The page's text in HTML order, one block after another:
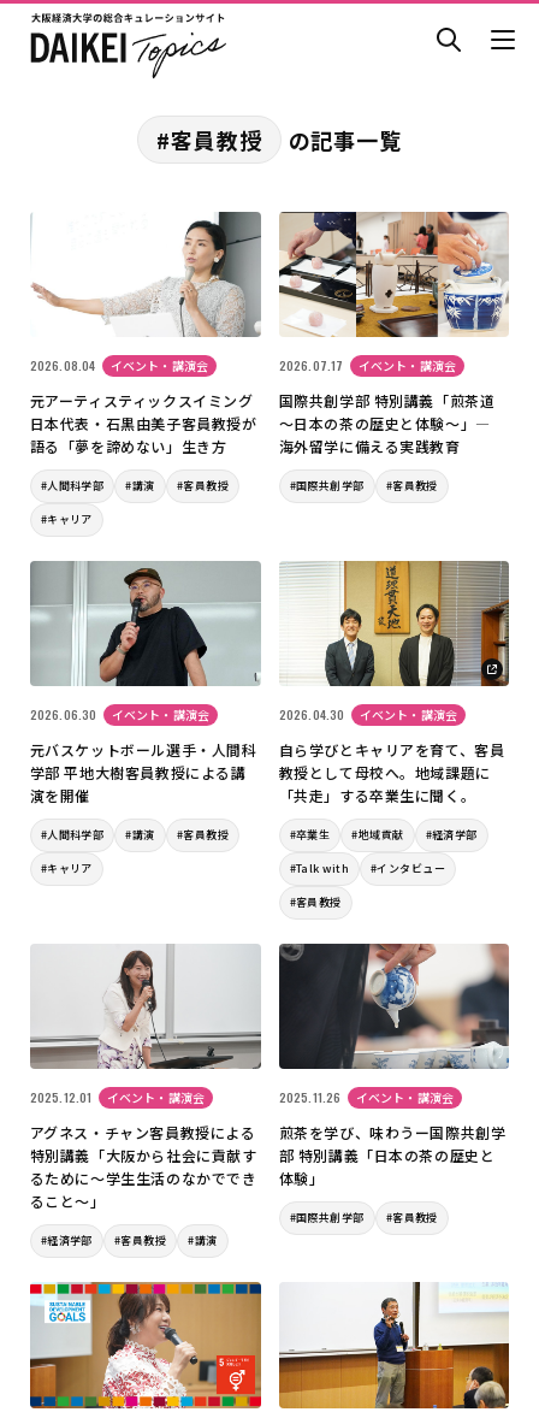
#客員教授 の記事一覧
2026.08.04 イベント・講演会
元アーティスティックスイミング
日本代表・石黒由美子客員教授が
語る「夢を諦めない」生き方
#人間科学部 #講演 #客員教授
#キャリア
2026.07.17 イベント・講演会
国際共創学部 特別講義「煎茶道
～日本の茶の歴史と体験～」―
海外留学に備える実践教育
#国際共創学部 #客員教授
2026.06.30 イベント・講演会
元バスケットボール選手・人間科
学部 平地大樹客員教授による講
演を開催
#人間科学部 #講演 #客員教授
#キャリア
2026.04.30 イベント・講演会
自ら学びとキャリアを育て、客員
教授として母校へ。地域課題に
「共走」する卒業生に聞く。
#卒業生 #地域貢献 #経済学部
#Talk with #インタビュー
#客員教授
2025.12.01 イベント・講演会
アグネス・チャン客員教授による
特別講義「大阪から社会に貢献す
るために～学生生活のなかででき
ること～」
#経済学部 #客員教授 #講演
2025.11.26 イベント・講演会
煎茶を学び、味わうー国際共創学
部 特別講義「日本の茶の歴史と
体験」
#国際共創学部 #客員教授